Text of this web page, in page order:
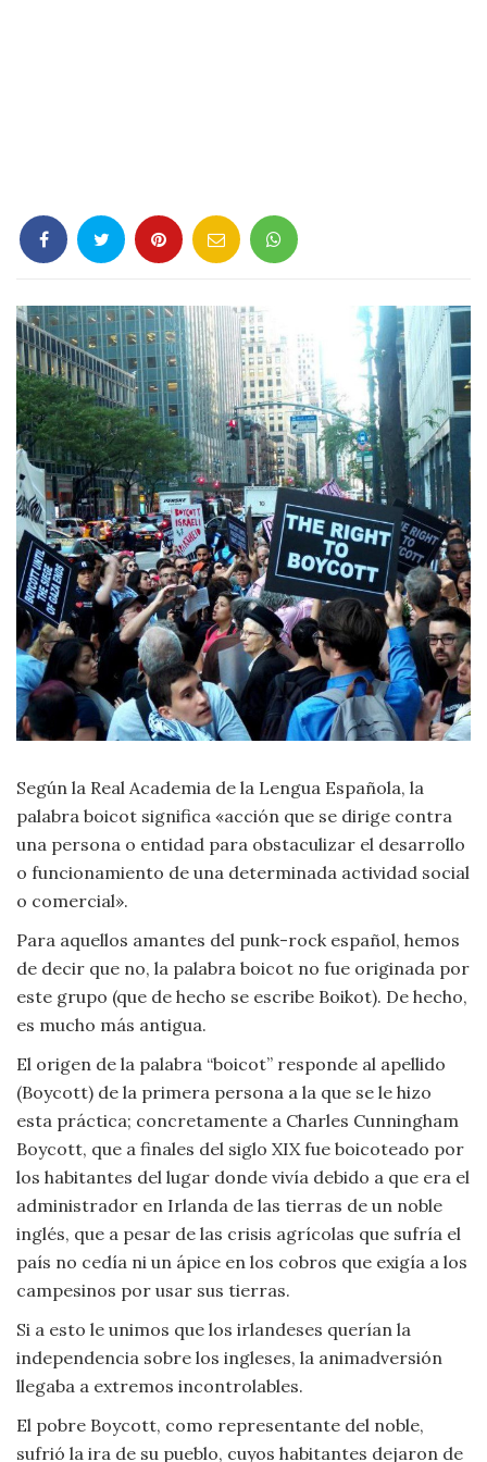
Gastronomía
Lenguaje
Leyes
Literatura
Moda
y
Tendencias
Naturaleza
Psicología
Religión
Salud
Universo
Viajar
Según la Real Academia de la Lengua Española, la
palabra boicot significa «acción que se dirige contra
una persona o entidad para obstaculizar el desarrollo
o funcionamiento de una determinada actividad social
o comercial».
Para aquellos amantes del punk-rock español, hemos
de decir que no, la palabra boicot no fue originada por
este grupo (que de hecho se escribe Boikot). De hecho,
es mucho más antigua.
El origen de la palabra “boicot” responde al apellido
(Boycott) de la primera persona a la que se le hizo
esta práctica; concretamente a Charles Cunningham
Boycott, que a finales del siglo XIX fue boicoteado por
los habitantes del lugar donde vivía debido a que era el
administrador en Irlanda de las tierras de un noble
inglés, que a pesar de las crisis agrícolas que sufría el
país no cedía ni un ápice en los cobros que exigía a los
campesinos por usar sus tierras.
Si a esto le unimos que los irlandeses querían la
independencia sobre los ingleses, la animadversión
llegaba a extremos incontrolables.
El pobre Boycott, como representante del noble,
sufrió la ira de su pueblo, cuyos habitantes dejaron de